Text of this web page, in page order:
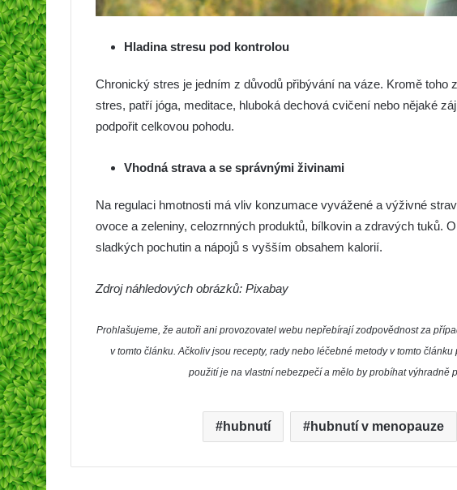
Hladina stresu pod kontrolou
Chronický stres je jedním z důvodů přibývání na váze. Kromě toho
stres, patří jóga, meditace, hluboká dechová cvičení nebo nějaké
podpořit celkovou pohodu.
Vhodná strava a se správnými živinami
Na regulaci hmotnosti má vliv konzumace vyvážené a výživné
ovoce a zeleniny, celozrnných produktů, bílkovin a zdravých tuků.
sladkých pochutin a nápojů s vyšším obsahem kalorií.
Zdroj náhledových obrázků: Pixabay
Prohlašujeme, že autoři ani provozovatel webu nepřebírají zodpovědnost za
v tomto článku. Ačkoliv jsou recepty, rady nebo léčebné metody v tomto
použití je na vlastní nebezpečí a mělo by probíhat výhradně
hubnutí hubnutí v menopauze